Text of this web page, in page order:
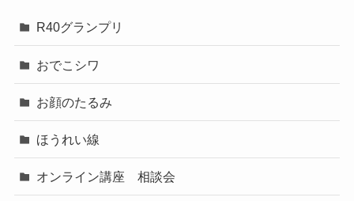
R40グランプリ
おでこシワ
お顔のたるみ
ほうれい線
オンライン講座 相談会